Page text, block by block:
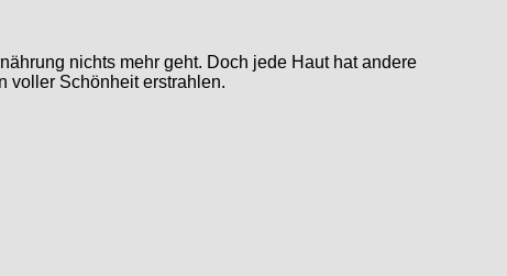
nichts mehr geht. Doch jede Haut hat andere
voller Schönheit erstrahlen.